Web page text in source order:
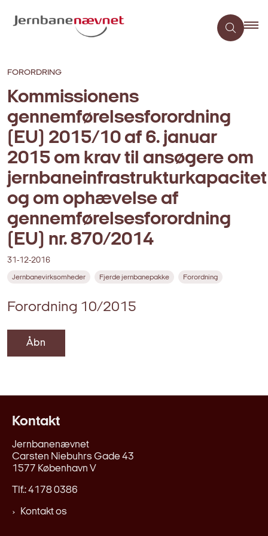
FORORDRING
Kommissionens
gennemførelsesforordning
(EU) 2015/10 af 6. januar
2015 om krav til ansøgere om
jernbaneinfrastrukturkapacitet
og om ophævelse af
gennemførelsesforordning
(EU) nr. 870/2014
31-12-2016
Jernbanevirksomheder Fjerde jernbanepakke Forordning
Forordning 10/2015
Åbn
Kontakt
Jernbanenævnet
Carsten Niebuhrs Gade 43
1577 København V
Tlf.: 4178 0386
Kontakt os